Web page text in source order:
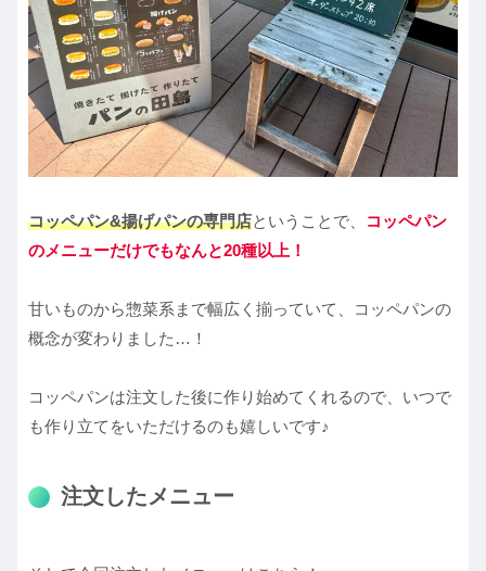
コッペパン&揚げパンの専門店ということで、
コッペパン
のメニューだけでもなんと20種以上！
甘いものから惣菜系まで幅広く揃っていて、コッペパンの
概念が変わりました…！
コッペパンは注文した後に作り始めてくれるので、いつで
も作り立てをいただけるのも嬉しいです♪
注文したメニュー